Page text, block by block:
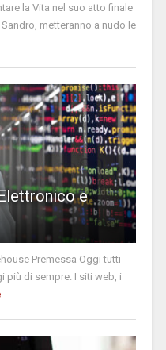
la Vita nel suo atto finale
metteranno a nudo le
e
Premessa Oggi tutti
più di sempre. I siti web, i